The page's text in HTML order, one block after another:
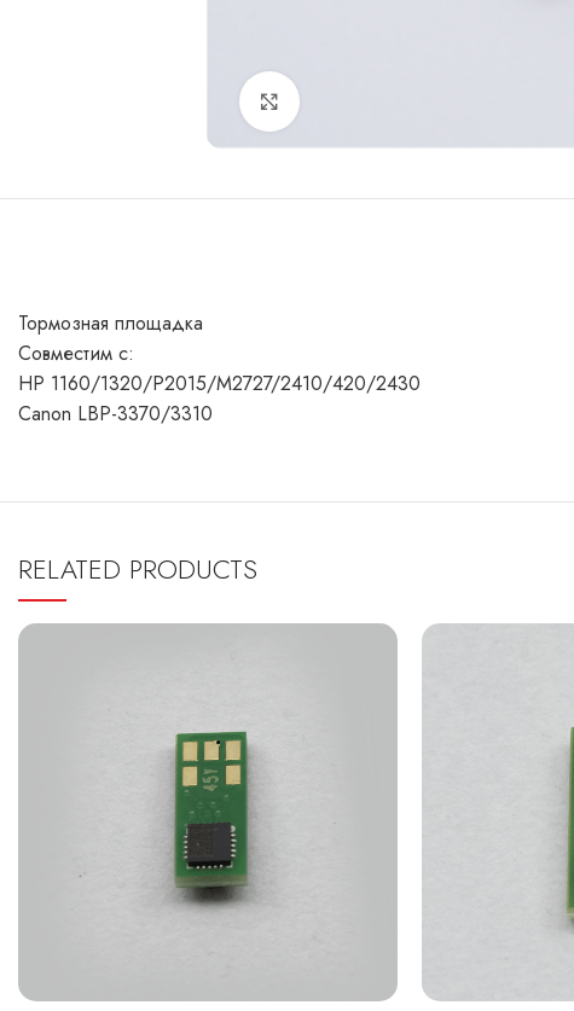
Тормозная площадка
Совместим с:
HP 1160/1320/P2015/M2727/2410/420/2430
Canon LBP-3370/3310
RELATED PRODUCTS